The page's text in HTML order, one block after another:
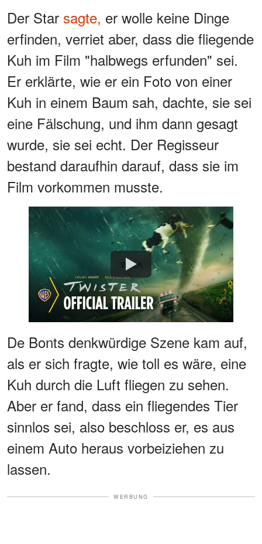
Der Star sagte, er wolle keine Dinge
erfinden, verriet aber, dass die fliegende
Kuh im Film "halbwegs erfunden" sei.
Er erklärte, wie er ein Foto von einer
Kuh in einem Baum sah, dachte, sie sei
eine Fälschung, und ihm dann gesagt
wurde, sie sei echt. Der Regisseur
bestand daraufhin darauf, dass sie im
Film vorkommen musste.
Watch
De Bonts denkwürdige Szene kam auf,
als er sich fragte, wie toll es wäre, eine
Kuh durch die Luft fliegen zu sehen.
Aber er fand, dass ein fliegendes Tier
sinnlos sei, also beschloss er, es aus
einem Auto heraus vorbeiziehen zu
lassen.
WERBUNG